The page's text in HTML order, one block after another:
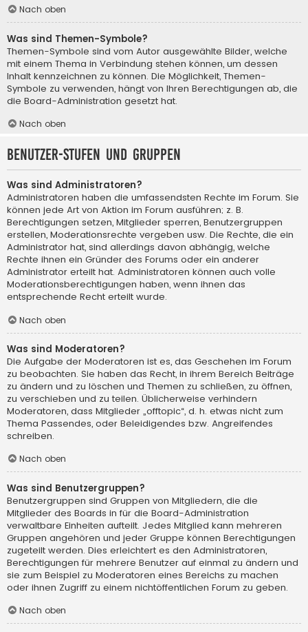
Nach oben
Was sind Themen-Symbole?
Themen-Symbole sind vom Autor ausgewählte Bilder, welche
mit einem Thema in Verbindung stehen können, um dessen
Inhalt kennzeichnen zu können. Die Möglichkeit, Themen-
Symbole zu verwenden, hängt von Ihren Berechtigungen ab, die
die Board-Administration gesetzt hat.
Nach oben
Benutzer-Stufen und Gruppen
Was sind Administratoren?
Administratoren haben die umfassendsten Rechte im Forum. Sie
können jede Art von Aktion im Forum ausführen; z. B.
Berechtigungen setzen, Mitglieder sperren, Benutzergruppen
erstellen, Moderationsrechte vergeben usw. Die Rechte, die ein
Administrator hat, sind allerdings davon abhängig, welche
Rechte ihnen ein Gründer des Forums oder ein anderer
Administrator erteilt hat. Administratoren können auch volle
Moderationsberechtigungen haben, wenn ihnen das
entsprechende Recht erteilt wurde.
Nach oben
Was sind Moderatoren?
Die Aufgabe der Moderatoren ist es, das Geschehen im Forum
zu beobachten. Sie haben das Recht, in ihrem Bereich Beiträge
zu ändern und zu löschen und Themen zu schließen, zu öffnen,
zu verschieben und zu teilen. Üblicherweise verhindern
Moderatoren, dass Mitglieder „offtopic“, d. h. etwas nicht zum
Thema Passendes, oder Beleidigendes bzw. Angreifendes
schreiben.
Nach oben
Was sind Benutzergruppen?
Benutzergruppen sind Gruppen von Mitgliedern, die die
Mitglieder des Boards in für die Board-Administration
verwaltbare Einheiten aufteilt. Jedes Mitglied kann mehreren
Gruppen angehören und jeder Gruppe können Berechtigungen
zugeteilt werden. Dies erleichtert es den Administratoren,
Berechtigungen für mehrere Benutzer auf einmal zu ändern und
sie zum Beispiel zu Moderatoren eines Bereichs zu machen
oder ihnen Zugriff zu einem nichtöffentlichen Forum zu geben.
Nach oben